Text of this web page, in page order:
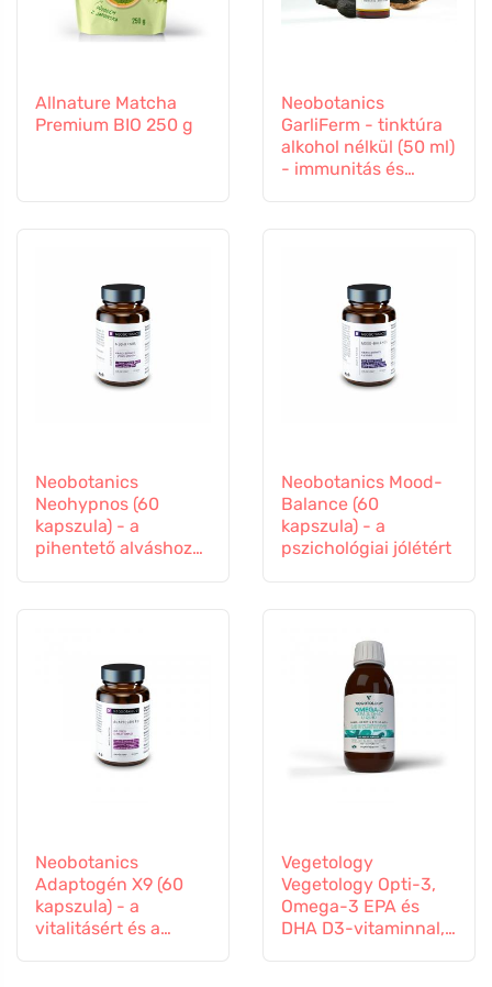
Allnature Matcha
Premium BIO 250 g
Neobotanics
GarliFerm - tinktúra
alkohol nélkül (50 ml)
- immunitás és
Neobotanics
Neohypnos (60
kapszula) - a
pihentető alváshoz
Neobotanics Mood-
Balance (60
kapszula) - a
pszichológiai jólétért
Neobotanics
Adaptogén X9 (60
kapszula) - a
vitalitásért és a
Vegetology
Vegetology Opti-3,
Omega-3 EPA és
DHA D3-vitaminnal,